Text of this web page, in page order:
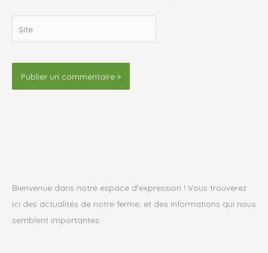
Bienvenue dans notre espace d'expression ! Vous trouverez
ici des actualités de notre ferme, et des informations qui nous
semblent importantes.